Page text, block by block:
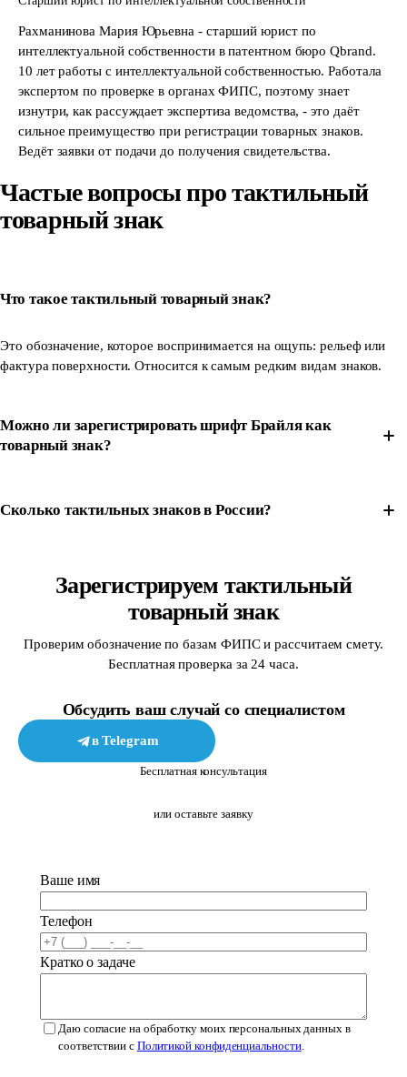
Рахманинова Мария Юрьевна - старший юрист по
интеллектуальной собственности в патентном бюро Qbrand.
10 лет работы с интеллектуальной собственностью. Работала
экспертом по проверке в органах ФИПС, поэтому знает
изнутри, как рассуждает экспертиза ведомства, - это даёт
сильное преимущество при регистрации товарных знаков.
Ведёт заявки от подачи до получения свидетельства.
Частые вопросы про тактильный
товарный знак
Что такое тактильный товарный знак?
Это обозначение, которое воспринимается на ощупь: рельеф или
фактура поверхности. Относится к самым редким видам знаков.
Можно ли зарегистрировать шрифт Брайля как
товарный знак?
Сколько тактильных знаков в России?
Зарегистрируем тактильный
товарный знак
Проверим обозначение по базам ФИПС и рассчитаем смету.
Бесплатная проверка за 24 часа.
Обсудить ваш случай со специалистом
в Telegram
Бесплатная консультация
или оставьте заявку
Ваше имя
Телефон
Кратко о задаче
Даю согласие на обработку моих персональных данных в
соответствии с Политикой конфиденциальности.